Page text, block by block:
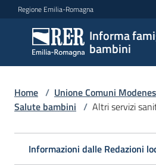
Vai al contenuto
Vai alla navigazione
Vai al footer
Regione Emilia-Romagna
Informa
bambini
Informa
famiglie
e
bambini
Argomenti
Home / Unione Comuni
Salute bambini / Altri servizi
Informazioni dalle Redazioni